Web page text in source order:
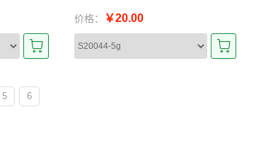
价格： ￥20.00
5 6